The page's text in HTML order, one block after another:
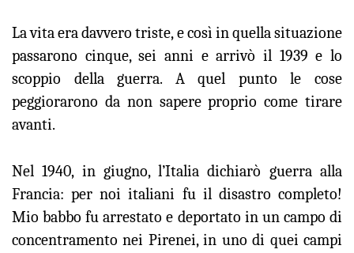
La vita era davvero triste, e così in quella situazione
passarono cinque, sei anni e arrivò il 1939 e lo
scoppio della guerra. A quel punto le cose
peggiorarono da non sapere proprio come tirare
avanti.
Nel 1940, in giugno, l’Italia dichiarò guerra alla
Francia: per noi italiani fu il disastro completo!
Mio babbo fu arrestato e deportato in un campo di
concentramento nei Pirenei, in uno di quei campi